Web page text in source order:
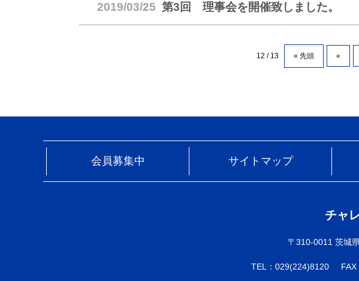
2019/03/25 第3回 理事会を開催致しました。
12 / 13 « 先頭 «
会員募集中 サイトマップ
チャ
〒310-0011 茨城
TEL：029(224)8120